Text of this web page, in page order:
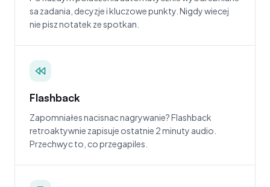
sa zadania, decyzje i kluczowe punkty. Nigdy wiecej
nie pisz notatek ze spotkan.
Flashback
Zapomniałes nacisnac nagrywanie? Flashback
retroaktywnie zapisuje ostatnie 2 minuty audio.
Przechwyc to, co przegapiles.